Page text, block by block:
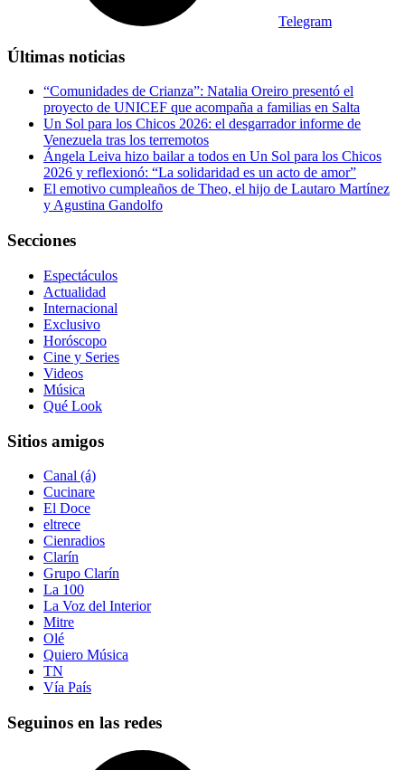
Telegram
Últimas noticias
“Comunidades de Crianza”: Natalia Oreiro presentó el
proyecto de UNICEF que acompaña a familias en Salta
Un Sol para los Chicos 2026: el desgarrador informe de
Venezuela tras los terremotos
Ángela Leiva hizo bailar a todos en Un Sol para los Chicos
2026 y reflexionó: “La solidaridad es un acto de amor”
El emotivo cumpleaños de Theo, el hijo de Lautaro Martínez
y Agustina Gandolfo
Secciones
Espectáculos
Actualidad
Internacional
Exclusivo
Horóscopo
Cine y Series
Videos
Música
Qué Look
Sitios amigos
Canal (á)
Cucinare
El Doce
eltrece
Cienradios
Clarín
Grupo Clarín
La 100
La Voz del Interior
Mitre
Olé
Quiero Música
TN
Vía País
Seguinos en las redes